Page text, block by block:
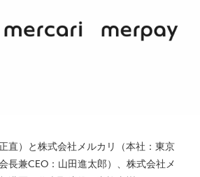
直）と株式会社メルカリ（本社：東京
長兼CEO：山田進太郎）、株式会社メ